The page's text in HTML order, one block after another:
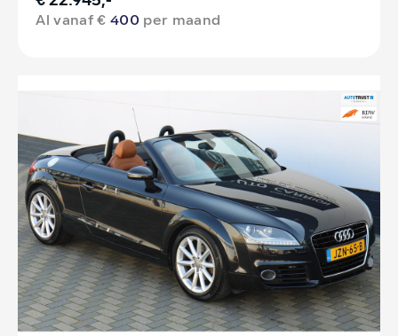
Al vanaf €400 per maand